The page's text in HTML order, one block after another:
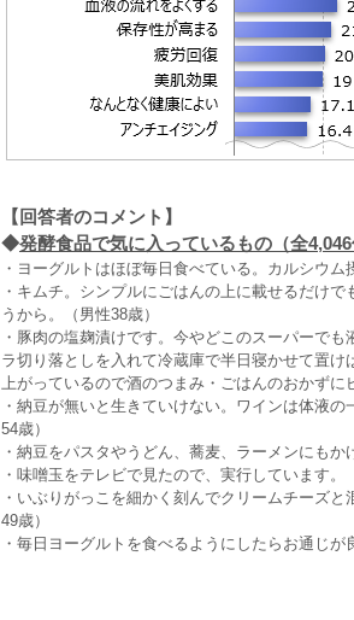
【回答者のコメント】
◆発酵食品で気に入っているもの（全
・ヨーグルトはほぼ毎日食べている。カルシウ
・キムチ。シンプルにごはんの上に載せるだけ
うから。（男性38歳）
・豚肉の塩麹漬けです。今やどこのスーパーで
ラ切り落としを入れて冷蔵庫で半日寝かせて置
上がっているので酒のつまみ・ごはんのおかずに
・納豆が無いと生きていけない。ワインは体液
54歳）
・納豆をパスタやうどん、蕎麦、ラーメンにも
・味噌玉をテレビで見たので、実行しています。
・いぶりがっこを細かく刻んでクリームチーズ
49歳）
・毎日ヨーグルトを食べるようにしたらお通じ